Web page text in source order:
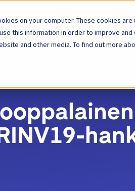
on your computer. These cookies
this information in order to improve
and other media. To find out more
Alusta
BLOGIKIRJOITUS 09